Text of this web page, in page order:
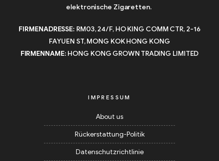
elektronische Zigaretten.
FIRMENADRESSE: RM03, 24/F, HO KING COMM CTR, 2-16
FAYUEN ST, MONG KOK HONG KONG
FIRMENNAME: HONG KONG GROWN TRADING LIMITED
IMPRESSUM
About us
Rückerstattung-Politik
Datenschutzrichtlinie